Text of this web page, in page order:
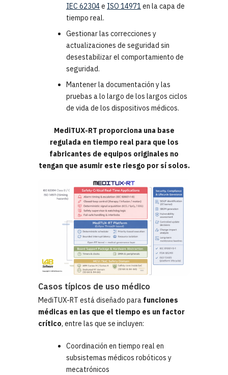
IEC 62304e ISO 14971 en la capa de
tiempo real.
Gestionar las correcciones y
actualizaciones de seguridad sin
desestabilizar el comportamiento de
seguridad.
Mantener la documentación y las
pruebas a lo largo de los largos ciclos
de vida de los dispositivos médicos.
MediTUX-RT proporciona una base
regulada en tiempo real para que los
fabricantes de equipos originales no
tengan que asumir este riesgo por sí solos.
Casos típicos de uso médico
MediTUX-RT está diseñado para funciones
médicas en las que el tiempo es un factor
crítico, entre las que se incluyen:
Coordinación en tiempo real en
subsistemas médicos robóticos y
mecatrónicos